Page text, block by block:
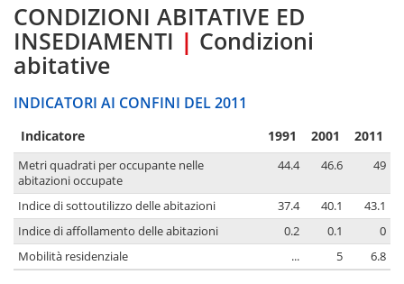
CONDIZIONI ABITATIVE ED
INSEDIAMENTI | Condizioni
abitative
INDICATORI AI CONFINI DEL 2011
Indicatore 1991 2001 2011
Metri quadrati per occupante nelle
abitazioni occupate
44.4 46.6 49
Indice di sottoutilizzo delle abitazioni 37.4 40.1
43.1
Indice di affollamento delle abitazioni
0.2 0.1
0
Mobilità residenziale
... 5 6.8